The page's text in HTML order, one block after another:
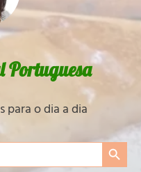
Portuguesa
para o dia a dia
Search Button